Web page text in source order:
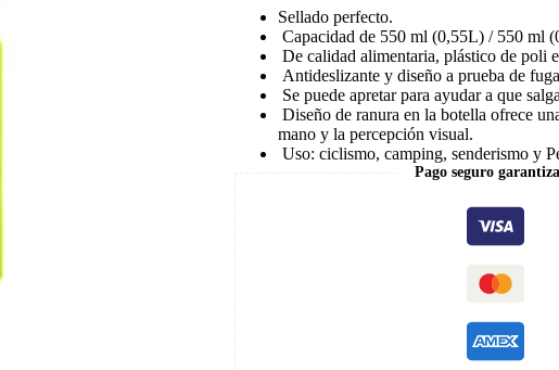
Sellado perfecto.
Capacidad de 550 ml (0,55L) / 550 ml
De calidad alimentaria, plástico de poli
Antideslizante y diseño a prueba de
Se puede apretar para ayudar a que
Diseño de ranura en la botella ofrece
mano y la percepción visual.
Uso: ciclismo, camping, senderismo y
Pago seguro